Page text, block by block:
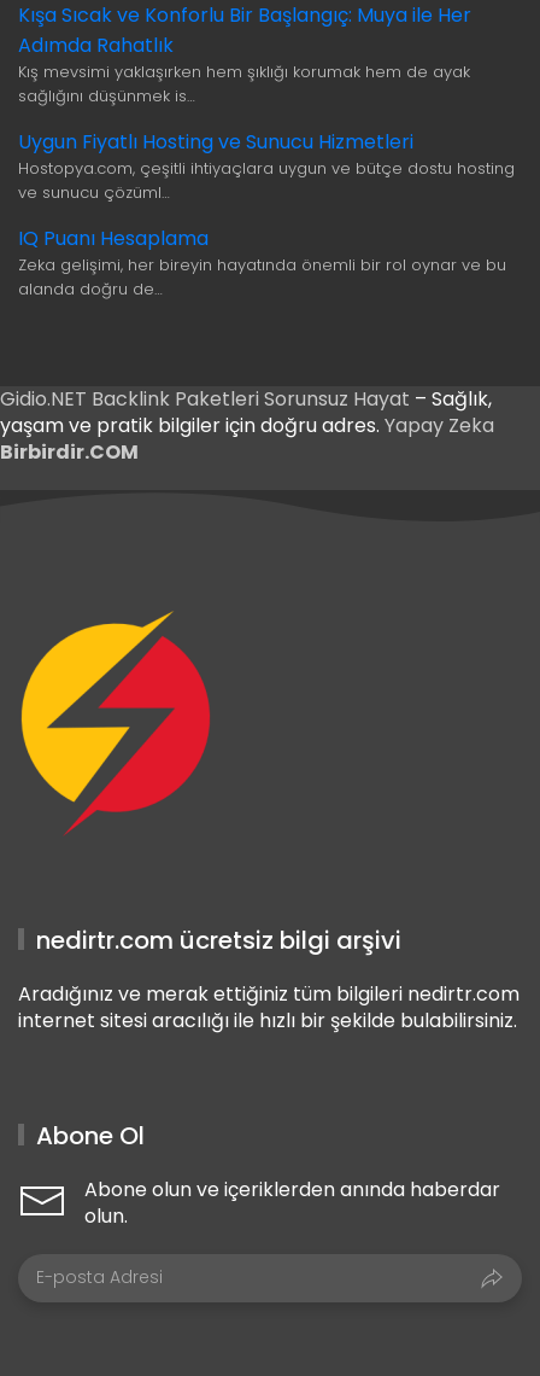
Kışa Sıcak ve Konforlu Bir Başlangıç: Muya ile Her
Adımda Rahatlık
Kış mevsimi yaklaşırken hem şıklığı korumak hem de ayak
sağlığını düşünmek is…
Uygun Fiyatlı Hosting ve Sunucu Hizmetleri
Hostopya.com, çeşitli ihtiyaçlara uygun ve bütçe dostu hosting
ve sunucu çözüml…
IQ Puanı Hesaplama
Zeka gelişimi, her bireyin hayatında önemli bir rol oynar ve bu
alanda doğru de…
Gidio.NET Backlink Paketleri Sorunsuz Hayat – Sağlık,
yaşam ve pratik bilgiler için doğru adres. Yapay Zeka
Birbirdir.COM
nedirtr.com ücretsiz bilgi arşivi
Aradığınız ve merak ettiğiniz tüm bilgileri nedirtr.com
internet sitesi aracılığı ile hızlı bir şekilde bulabilirsiniz.
Abone Ol
Abone olun ve içeriklerden anında haberdar
olun.